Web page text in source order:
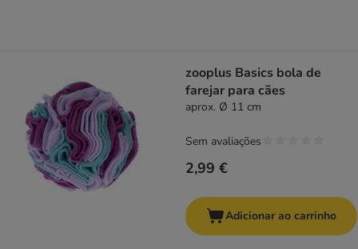
zooplus Basics bola de
farejar para cães
aprox. Ø 11 cm
2,99 €
Sem avaliações
Adicionar ao carrinho